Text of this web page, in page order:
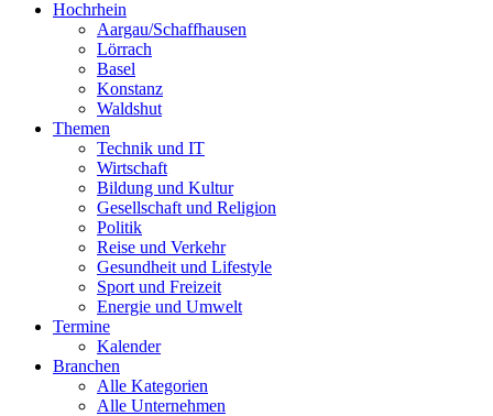
Hochrhein
Aargau/Schaffhausen
Lörrach
Basel
Konstanz
Waldshut
Themen
Technik und IT
Wirtschaft
Bildung und Kultur
Gesellschaft und Religion
Politik
Reise und Verkehr
Gesundheit und Lifestyle
Sport und Freizeit
Energie und Umwelt
Termine
Kalender
Branchen
Alle Kategorien
Alle Unternehmen